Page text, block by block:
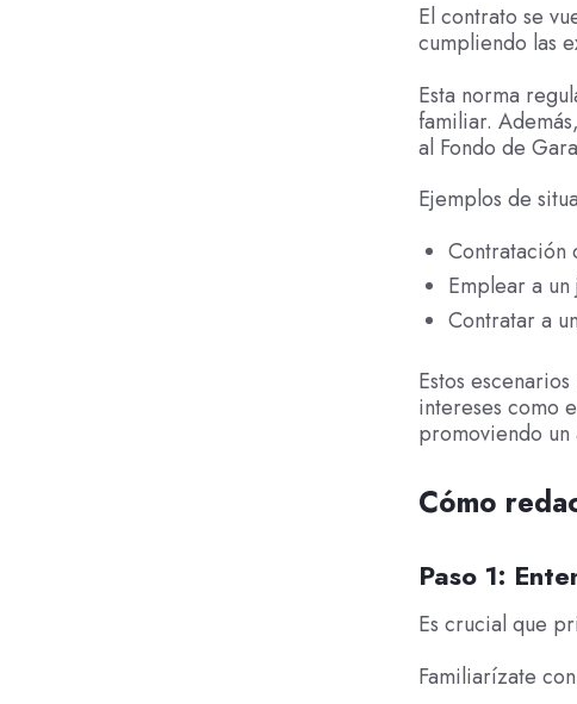
El contrato se
cumpliendo las
Esta norma
familiar.
al Fondo de
Ejemplos de
Contratación
Emplear a
Contratar a
Estos
intereses como
promoviendo
Cómo
Paso 1:
Es crucial que
Familiarízate